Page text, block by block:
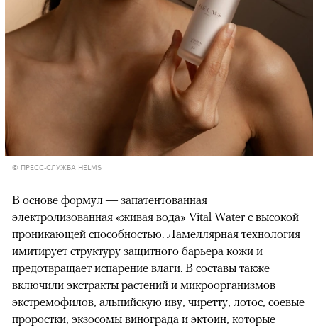
© ПРЕСС-СЛУЖБА HELMS
В основе формул — запатентованная
электролизованная «живая вода» Vital Water с высокой
проникающей способностью. Ламеллярная технология
имитирует структуру защитного барьера кожи и
предотвращает испарение влаги. В составы также
включили экстракты растений и микроорганизмов
экстремофилов, альпийскую иву, чиретту, лотос, соевые
проростки, экзосомы винограда и эктоин, которые